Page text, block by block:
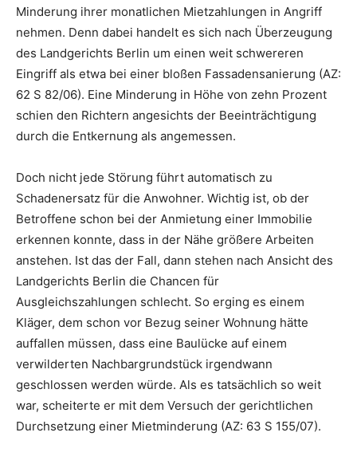
Minderung ihrer monatlichen Mietzahlungen in Angriff
nehmen. Denn dabei handelt es sich nach Überzeugung
des Landgerichts Berlin um einen weit schwereren
Eingriff als etwa bei einer bloßen Fassadensanierung (AZ:
62 S 82/06). Eine Minderung in Höhe von zehn Prozent
schien den Richtern angesichts der Beeinträchtigung
durch die Entkernung als angemessen.
Doch nicht jede Störung führt automatisch zu
Schadenersatz für die Anwohner. Wichtig ist, ob der
Betroffene schon bei der Anmietung einer Immobilie
erkennen konnte, dass in der Nähe größere Arbeiten
anstehen. Ist das der Fall, dann stehen nach Ansicht des
Landgerichts Berlin die Chancen für
Ausgleichszahlungen schlecht. So erging es einem
Kläger, dem schon vor Bezug seiner Wohnung hätte
auffallen müssen, dass eine Baulücke auf einem
verwilderten Nachbargrundstück irgendwann
geschlossen werden würde. Als es tatsächlich so weit
war, scheiterte er mit dem Versuch der gerichtlichen
Durchsetzung einer Mietminderung (AZ: 63 S 155/07).